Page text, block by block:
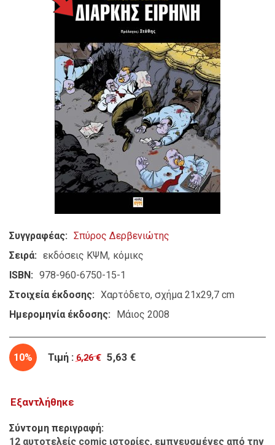
Συγγραφέας
Σπύρος Δερβενιώτης
Σειρά
εκδόσεις ΚΨΜ κόμικς
ISBN
978-960-6750-15-1
Στοιχεία έκδοσης
Χαρτόδετο, σχήμα 21x29,7 cm
Ημερομηνία έκδοσης
Μάιος 2008
10% Τιμή : 6,26 € 5,63 €
Εξαντλήθηκε
Σύντομη περιγραφή
12 αυτοτελείς comic ιστορίες, εμπνευσμένες από την